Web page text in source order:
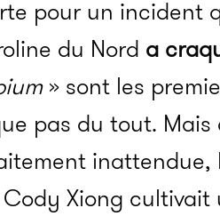
pour un incident
du Nord a
» sont les
pas du tout. Mais
inattendue,
Xiong cultivait